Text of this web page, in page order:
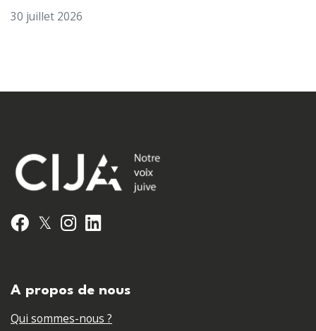
30 juillet 2026
Facebook
𝕏 Instagram
A propos de nous
Qui sommes-nous ?